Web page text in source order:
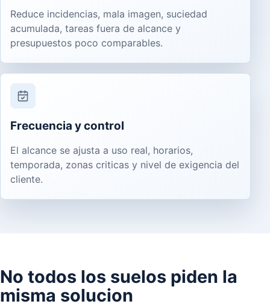
Reduce incidencias, mala imagen, suciedad
acumulada, tareas fuera de alcance y
presupuestos poco comparables.
Frecuencia y control
El alcance se ajusta a uso real, horarios,
temporada, zonas criticas y nivel de exigencia del
cliente.
No todos los suelos piden la
misma solucion